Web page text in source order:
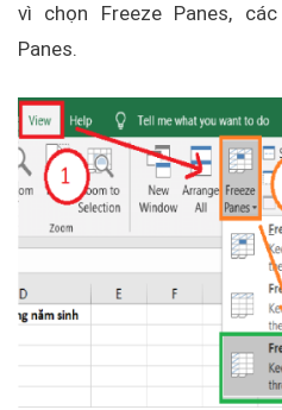
vì chọn Freeze Panes,
Panes.